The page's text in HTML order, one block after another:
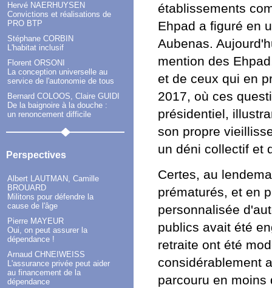
Hervé NAERHUYSEN
Convictions et réalisations de
PRO BTP
Stéphane CORBIN
L'habitat inclusif
Florent ORSONI
La conception universelle au
service de l'autonomie de tous
Bernard COLOOS, Claire GUIDI
De la baignoire à la douche :
un renoncement difficile
Perspectives
Albert LAUTMAN, Camille
BROUARD
Militons pour défendre la
cause de l'âge
Pierre MAYEUR
Oui, on peut assurer la
dépendance !
Arnaud CHNEIWEISS
L'assurance privée peut aider
au financement de la
dépendance
établissements
Ehpad a figuré en
Aubenas.
mention des
et de ceux qui en
2017, où ces
présidentiel,
son propre
un déni collectif et
Certes, au
prématurés, et en
personnalisée
publics avait été
retraite ont été
considérablement
parcouru en